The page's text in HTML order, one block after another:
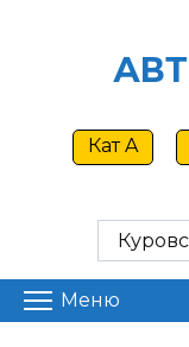
Кат A
Меню